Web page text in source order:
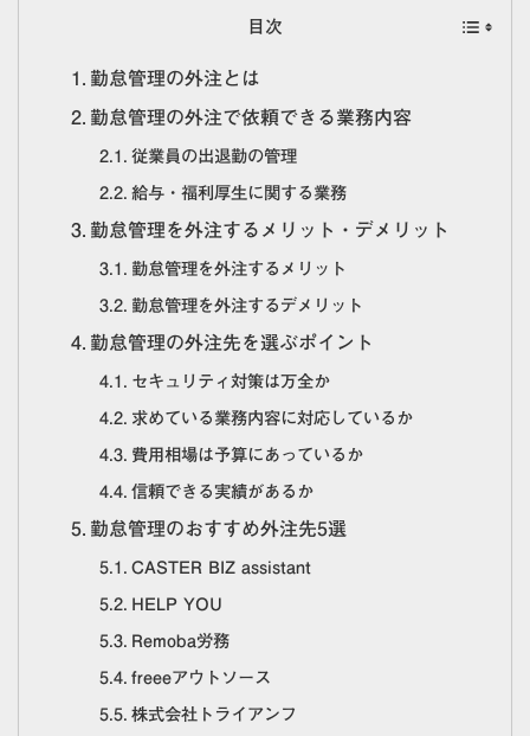
目次
勤怠管理の外注とは
勤怠管理の外注で依頼できる業務内容
従業員の出退勤の管理
給与・福利厚生に関する業務
勤怠管理を外注するメリット・デメリット
勤怠管理を外注するメリット
勤怠管理を外注するデメリット
勤怠管理の外注先を選ぶポイント
セキュリティ対策は万全か
求めている業務内容に対応しているか
費用相場は予算にあっているか
信頼できる実績があるか
勤怠管理のおすすめ外注先5選
CASTER BIZ assistant
HELP YOU
Remoba労務
freeeアウトソース
株式会社トライアンフ